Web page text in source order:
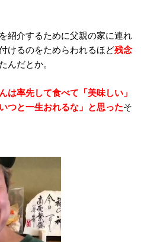
紹介するために父親の家に連れ
けるのをためらわれるほど残念
んだとか。
は率先して食べて「美味しい」
つと一生おれるな」と思ったそ